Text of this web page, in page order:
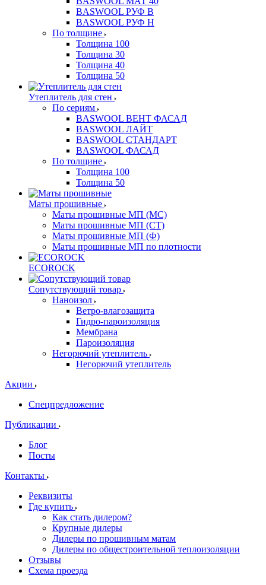
BASWOOL РУФ В
BASWOOL РУФ Н
По толщине
Толщина 100
Толщина 30
Толщина 40
Толщина 50
Утеплитель для стен
По сериям
BASWOOL ВЕНТ ФАСАД
BASWOOL ЛАЙТ
BASWOOL СТАНДАРТ
BASWOOL ФАСАД
По толщине
Толщина 100
Толщина 50
Маты прошивные
Маты прошивные МП (МС)
Маты прошивные МП (СТ)
Маты прошивные МП (Ф)
Маты прошивные МП по плотности
ECOROCK
Сопутствующий товар
Наноизол
Ветро-влагозащита
Гидро-пароизоляция
Мембрана
Пароизоляция
Негорючий утеплитель
Негорючий утеплитель
Акции
Спецпредложение
Публикации
Блог
Посты
Контакты
Реквизиты
Где купить
Как стать дилером?
Крупные дилеры
Дилеры по прошивным матам
Дилеры по общестроительной теплоизоляции
Отзывы
Схема проезда